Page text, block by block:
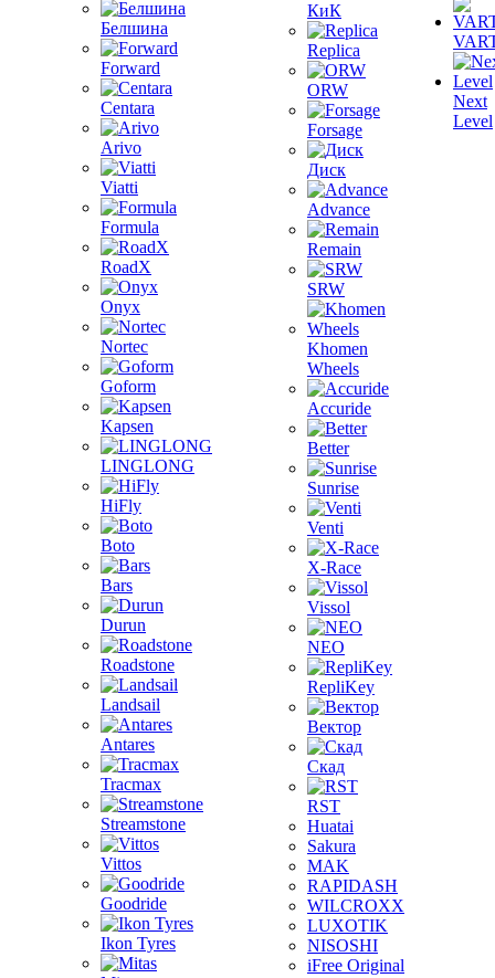
Белшина
Forward
Centara
Arivo
Viatti
Formula
RoadX
Onyx
Nortec
Goform
Kapsen
LINGLONG
HiFly
Boto
Bars
Durun
Roadstone
Landsail
Antares
Tracmax
Streamstone
Vittos
Goodride
Ikon Tyres
КиК
Replica
ORW
Forsage
Диск
Advance
Remain
SRW
Khomen
Wheels
Accuride
Better
Sunrise
Venti
X-Race
Vissol
NEO
RepliKey
Вектор
Скад
RST
Huatai
Sakura
MAK
RAPIDASH
WILCROXX
LUXOTIK
NISOSHI
iFree Original
Next
Level